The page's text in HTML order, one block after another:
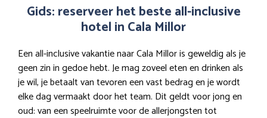
Gids: reserveer het beste all-inclusive
hotel in Cala Millor
Een all-inclusive vakantie naar Cala Millor is geweldig als je
geen zin in gedoe hebt. Je mag zoveel eten en drinken als
je wil, je betaalt van tevoren een vast bedrag en je wordt
elke dag vermaakt door het team. Dit geldt voor jong en
oud: van een speelruimte voor de allerjongsten tot